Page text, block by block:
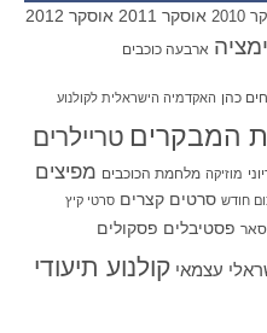
אוסקר 2011 אוסקר 2012
ארבעה כוכבים
כהן האקדמיה הישראלית לקולנוע
המבקרים טריילרים
מוזיקה מלחמת הכוכבים מפיצים
חודש סרטים קצרים סרטי קיץ
פסטיבלים פסקולים
עצמאי קולנוע תיעודי